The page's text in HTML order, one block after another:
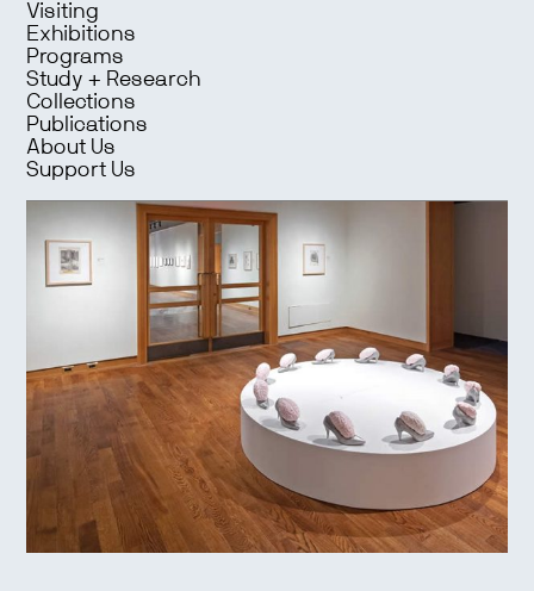
Visiting
Exhibitions
Programs
Study + Research
Collections
Publications
About Us
Support Us